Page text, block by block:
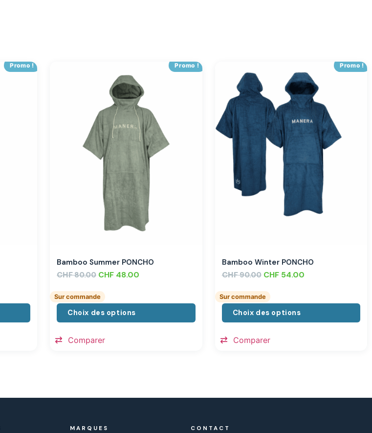
Promo ! Promo !
Bamboo Summer PONCHO
CHF80.00 CHF 48.00
Sur commande
Choix des options
Comparer
Promo !
Bamboo Winter PONCHO
CHF90.00 CHF54.00
Sur commande
Choix des options
Comparer
MARQUES CONTACT